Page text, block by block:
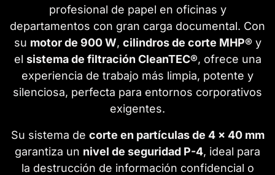
profesional de papel en oficinas y
departamentos con gran carga documental. Con
su motor de 900 W, cilindros de corte MHP® y
el sistema de filtración CleanTEC®, ofrece una
experiencia de trabajo más limpia, potente y
silenciosa, perfecta para entornos corporativos
exigentes.
Su sistema de corte en partículas de 4 × 40 mm
garantiza un nivel de seguridad P-4, ideal para
la destrucción de información confidencial o